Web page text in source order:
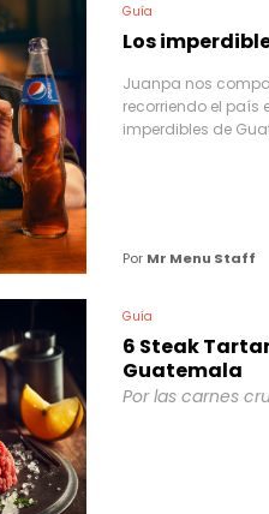
Guía
Los
Juanpa nos
recorriendo el país
imperdibles de
Por Mr Menu Staff
Guía
6 Steak
Guatemala
Por las carnes